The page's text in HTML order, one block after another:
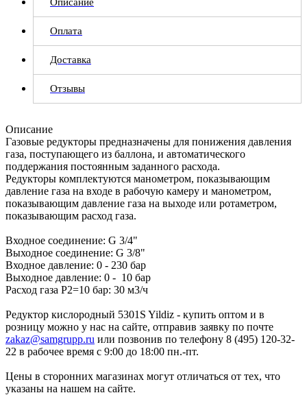
Оплата
Доставка
Отзывы
Описание
Газовые редукторы предназначены для понижения давления
газа, поступающего из баллона, и автоматического
поддержания постоянным заданного расхода.
Редукторы комплектуются манометром, показывающим
давление газа на входе в рабочую камеру и манометром,
показывающим давление газа на выходе или ротаметром,
показывающим расход газа.
Входное соединение: G 3/4"
Выходное соединение: G 3/8"
Входное давление: 0 - 230 бар
Выходное давление: 0 - 10 бар
Расход газа P2=10 бар: 30 м3/ч
Редуктор кислородный 5301S Yildiz - купить оптом и в
розницу можно у нас на сайте, отправив заявку по почте
zakaz@samgrupp.ru или позвонив по телефону 8 (495) 120-32-
22 в рабочее время с 9:00 до 18:00 пн.-пт.
Цены в сторонних магазинах могут отличаться от тех, что
указаны на нашем на сайте.